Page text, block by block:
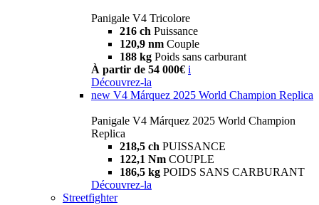
Panigale V4 Tricolore
216 ch Puissance
120,9 nm Couple
188 kg Poids sans carburant
À partir de 54 000€ i
Découvrez-la
new V4 Márquez 2025 World Champion Replica
Panigale V4 Márquez 2025 World Champion
Replica
218,5 ch PUISSANCE
122,1 Nm COUPLE
186,5 kg POIDS SANS CARBURANT
Découvrez-la
Streetfighter